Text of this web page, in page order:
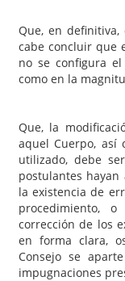
Que, en
cabe concluir que
no se configura
como en la
Que, la
aquel Cuerpo,
utilizado, debe
postulantes hayan
la existencia de
procedimiento,
corrección de los
en forma clara,
Consejo se
impugnaciones